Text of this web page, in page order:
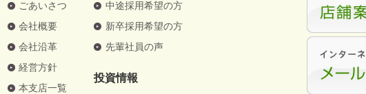
ごあいさつ
会社概要
会社沿革
経営方針
本支店一覧
中途採用希望の方
新卒採用希望の方
先輩社員の声
投資情報